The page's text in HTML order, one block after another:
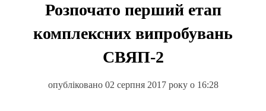
Розпочато перший етап
комплексних випробувань
СВЯП-2
опубліковано 02 серпня 2017 року о 16:28